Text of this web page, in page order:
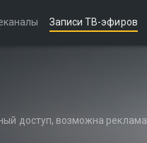
Записи ТВ-эфиров
доступ, возможна реклама